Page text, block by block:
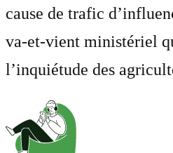
cause de trafic
va-et-vient ministériel
l’inquiétude des